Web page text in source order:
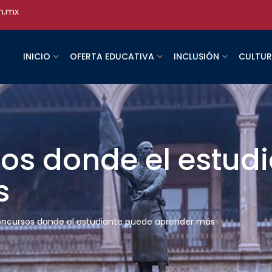
INICIO OFERTA EDUCATIVA INCLUSIÓN
donde el
donde el estudiante puede aprender más